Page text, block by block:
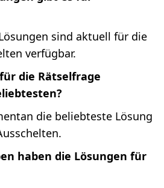
sind aktuell für die
verfügbar.
die Rätselfrage
die beliebteste Lösung
haben die Lösungen für